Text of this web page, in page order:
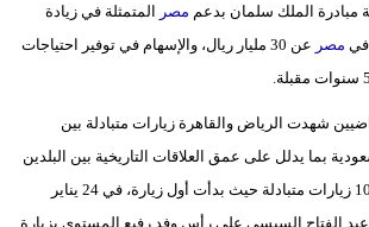
مبادرة الملك سلمان بدعم مصر المتمثلة في زيادة
في مصر عن 30 مليار ريال، والإسهام في توفير احتياجات
شهدت الرياض والقاهرة زيارات متبادلة بين
بما يدلل على عمق العلاقات التاريخية بين البلدين
الشقيقين، حيث مثلت 10 زيارات متبادلة حيث بدأت أول زيارة، في 24 يناير
عبد الفتاح السيسي على رأس وفد رفيع المستوى بزيارة